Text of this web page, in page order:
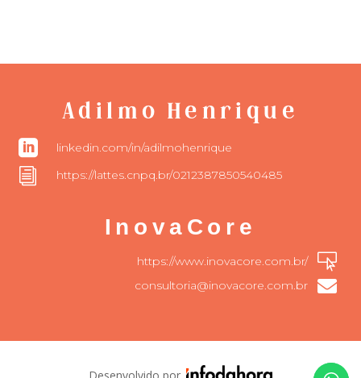
Adilmo Henrique
 linkedin.com/in/adilmohenrique
i https://lattes.cnpq.br/0212387850540485
InovaCore

https://www.inovacore.com.br/

consultoria@inovacore.com.br